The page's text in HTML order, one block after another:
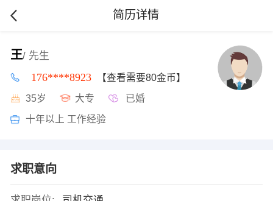
简历详情
王/ 先生
176****8923 【查看需要80金币】
35岁 大专 已婚
十年以上 工作经验
求职意向